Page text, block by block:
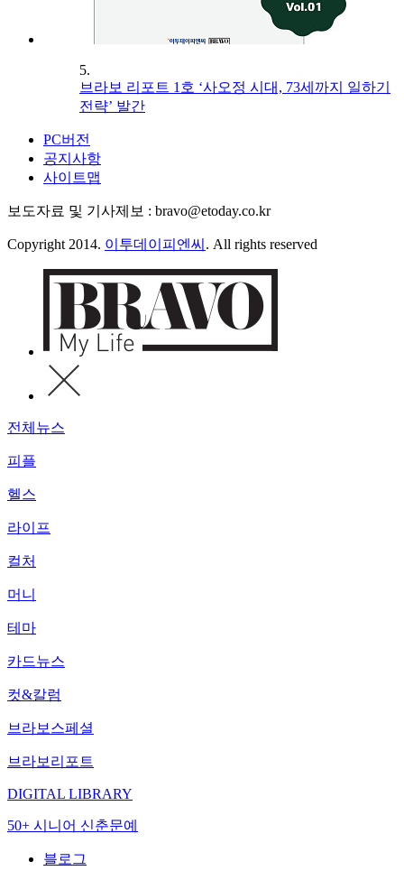
5.
브라보 리포트 1호 ‘사오정 시대, 73세까지 일하기
전략’ 발간
PC버전
공지사항
사이트맵
보도자료 및 기사제보 : bravo@etoday.co.kr
Copyright 2014. 이투데이피엔씨 . All rights reserved
전체뉴스
피플
헬스
라이프
컬처
머니
테마
카드뉴스
컷&칼럼
브라보스페셜
브라보리포트
DIGITAL LIBRARY
50+ 시니어 신춘문예
블로그